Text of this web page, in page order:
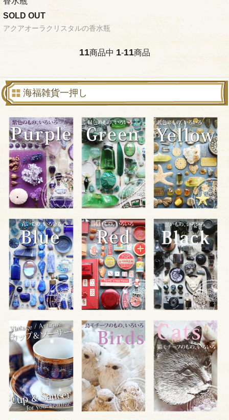
SOLD OUT
アクアオーラクリスタルの香水瓶
11商品中 1-11商品
海福雑貨一押し